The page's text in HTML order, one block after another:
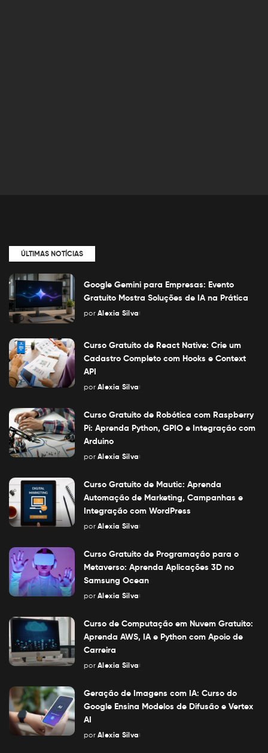
ÚLTIMAS NOTÍCIAS
Google Gemini para Empresas: Evento
Gratuito Mostra Soluções de IA na Prática
Posted
por Alexia Silva
Curso Gratuito de React Native: Crie um
Cadastro Completo com Hooks e Context
API
Posted
por Alexia Silva
Curso Gratuito de Robótica com Raspberry
Pi: Aprenda Python, GPIO e Integração com
Arduino
Posted
por Alexia Silva
Curso Gratuito de Mautic: Aprenda
Automação de Marketing, Campanhas e
Integração com WordPress
Posted
por Alexia Silva
Curso Gratuito de Programação para o
Metaverso: Aprenda Aplicações 3D no
Samsung Ocean
Posted
por Alexia Silva
Curso de Computação em Nuvem Gratuito:
Aprenda AWS, IA e Python com Apoio de
Carreira
Posted
por Alexia Silva
Geração de Imagens com IA: Curso do
Google Ensina Modelos de Difusão e Vertex
AI
Posted
por Alexia Silva